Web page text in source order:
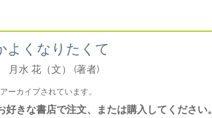
よくなりたくて
水 花（文） (著者)
ーカイブされています。
好きな書店で注文、または購入してください。